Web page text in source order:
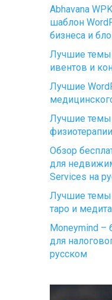
Abhavana
шаблон
бизнеса и
Лучшие темы
ивентов и
Лучшие
Лучшие темы
Обзор
для
Services на
Лучшие темы
таро и
Moneymind –
для
русском